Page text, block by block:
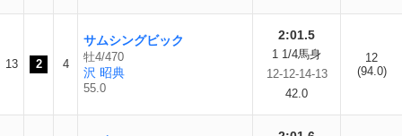
13 2 4
サムシングビック
牡4/470
沢 昭典
55.0
2:01.5
1 1/4馬身
12-12-14-13
42.0
12
(94.0)